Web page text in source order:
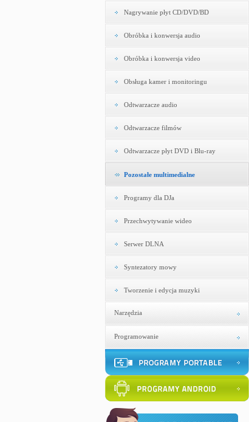
Nagrywanie płyt CD/DVD/BD
Obróbka i konwersja audio
Obróbka i konwersja video
Obsługa kamer i monitoringu
Odtwarzacze audio
Odtwarzacze filmów
Odtwarzacze płyt DVD i Blu-ray
Pozostałe multimedialne
Programy dla DJa
Przechwytywanie wideo
Serwer DLNA
Syntezatory mowy
Tworzenie i edycja muzyki
Narzędzia
Programowanie